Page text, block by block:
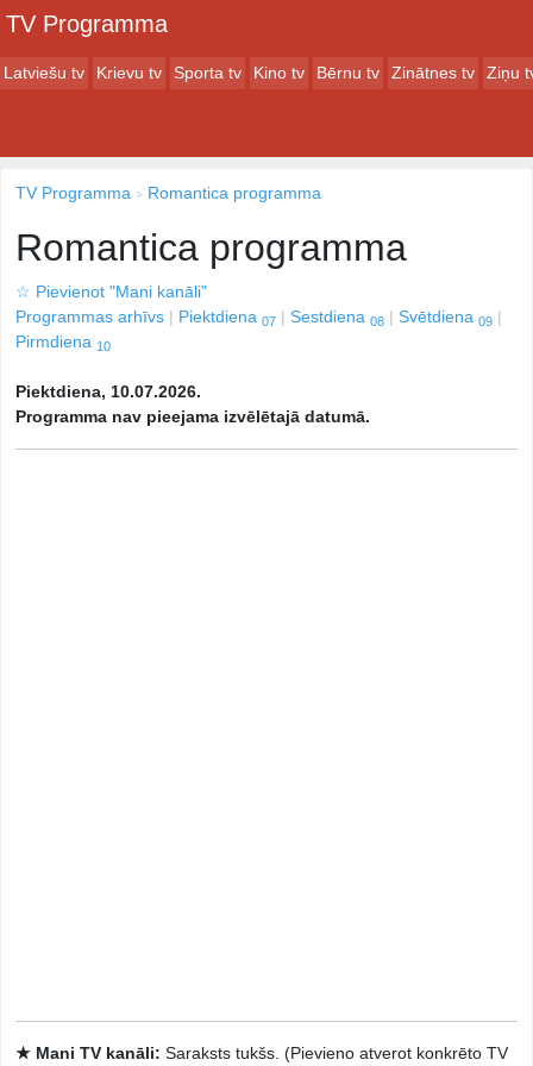
TV Programma
Latviešu tv Krievu tv Sporta tv Kino tv Bērnu tv Zinātnes tv Ziņu
TV Programma Romantica programma
Romantica programma
☆ Pievienot "Mani kanāli"
Programmas arhīvs
Piektdiena 07 Sestdiena 08 Svētdiena 09
Pirmdiena 10
Piektdiena, 10.07.2026.
Programma nav pieejama izvēlētajā datumā.
★ Mani TV kanāli: Saraksts tukšs. (Pievieno atverot konkrēto TV